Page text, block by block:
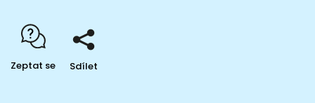
Zeptat se Sdílet